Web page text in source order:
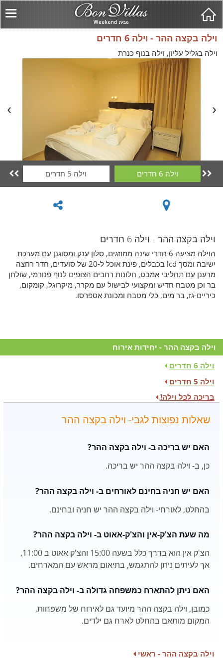
וילה בקצה ההר - וילה 6 חדרים
וילה בגליל עליון, וילה בנוף כנרת
וילה 6 חדרים וילה 5 חדרים 

וילה בקצה ההר - וילה 6 חדרים
הוילה מציעה 6 חדרי שינה ממוזגים, סלון ענק ומסוגנן עם מערכת
ישיבה ומסך lcd בכבלים, פינת אוכל ל-20 של סועדים, חדר רחצה
מרענן עם תחליבי אמבט, חלונות רחבים הצופים לנוף פנורמי, שולחן
בר וכן מטבח חדיש ומקצועי לבישול עם מקרר, מיקרוגל, קומקום,
כיריים-גז, בר מים, כלי מטבח ומכונת אספרסו.
וילה בקצה ההר - יחידות אירוח
וילה 6 חדרים
וילה 5 חדרים
בריכה לכל וילה!
שאלות נפוצות לגבי- וילה בקצה ההר
האם יש בריכה ב- וילה בקצה ההר?
כן, ב- וילה בקצה ההר יש בריכה.
האם יש חניה בחינם לאורחים ב- וילה בקצה ההר?
בהחלט, לאורחי- וילה בקצה ההר יש חניה ובחינם.
מה שעת הצ'ק-אין והצ'ק-אאוט ב- וילה בקצה ההר?
הצ'ק אין הוא בדרך כלל בשעה 15:00 והצ'ק אאוט ב 11:00,
אך לעיתים ניתן להתגמש, בתיאום מראש עם המארחים.
האם ניתן להתארח כמשפחה גדולה ב- וילה בקצה ההר?
כמובן, וילה בקצה ההר מיועד גם לאירוח של משפחות,
המקום מותאם בהחלט לארח גם ילדים.
וילה בקצה ההר - ראשי